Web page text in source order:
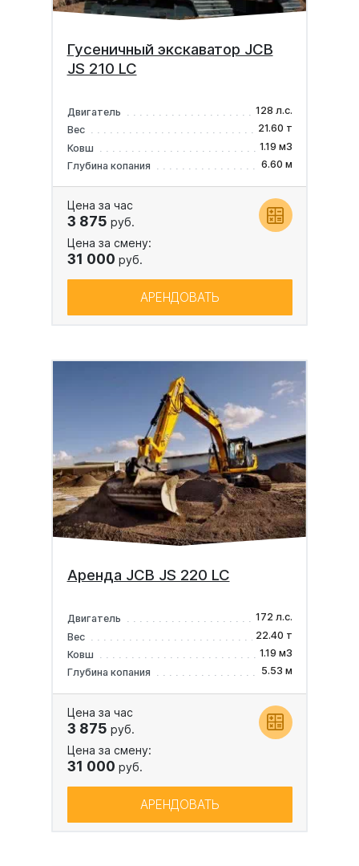
Гусеничный экскаватор JCB
JS 210 LC
Двигатель
128 л.с.
Вес
21.60 т
Ковш
1.19 м3
Глубина копания
6.60 м
Цена за час
3 875 руб.
Цена за смену:
31 000 руб.
АРЕНДОВАТЬ
Аренда JCB JS 220 LC
Двигатель
172 л.с.
Вес
22.40 т
Ковш
1.19 м3
Глубина копания
5.53 м
Цена за час
3 875 руб.
Цена за смену:
31 000 руб.
АРЕНДОВАТЬ